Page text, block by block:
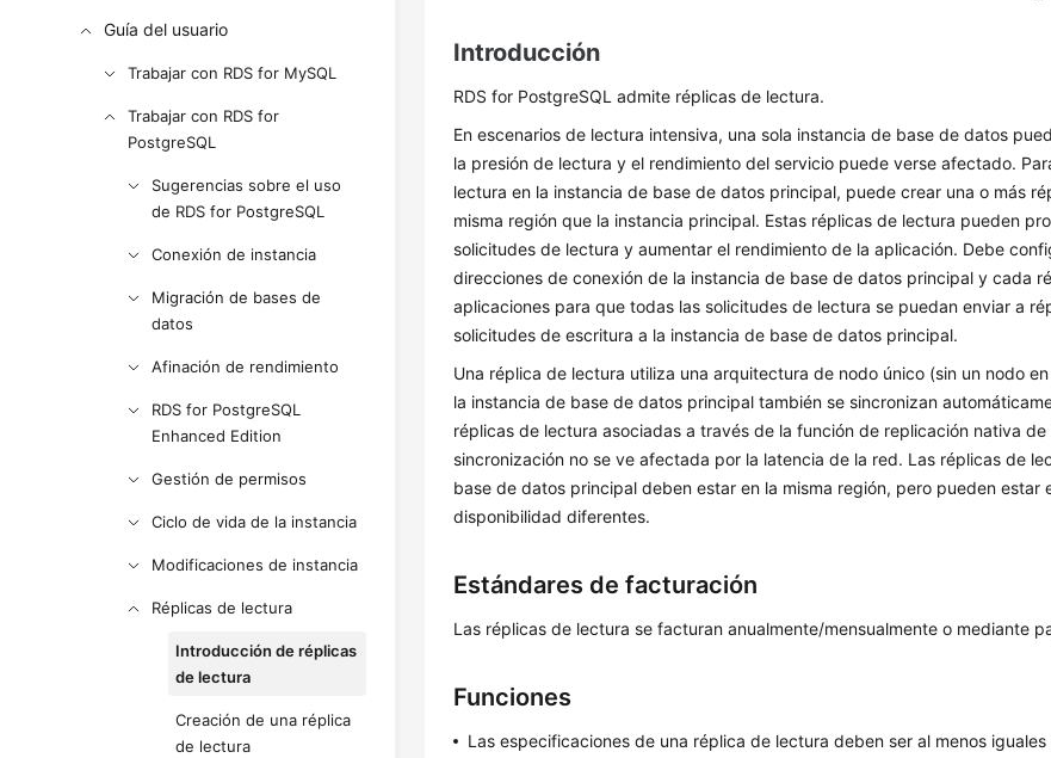
Guía del usuario
Trabajar con RDS for MySQL
Trabajar con RDS for
PostgreSQL
Sugerencias sobre el uso
de RDS for PostgreSQL
Conexión de instancia
Migración de bases de
datos
Afinación de rendimiento
RDS for PostgreSQL
Enhanced Edition
Gestión de permisos
Ciclo de vida de la instancia
Modificaciones de instancia
Réplicas de lectura
Introducción de réplicas
de lectura
Creación de una réplica
de lectura
Introducción
RDS for PostgreSQL admite réplicas de lectura.
En escenarios de lectura intensiva, una sola instancia de base de datos
la presión de lectura y el rendimiento del servicio puede verse afectado.
lectura en la instancia de base de datos principal, puede crear una o más
misma región que la instancia principal. Estas réplicas de lectura pueden
solicitudes de lectura y aumentar el rendimiento de la aplicación. Debe
direcciones de conexión de la instancia de base de datos principal y cada
aplicaciones para que todas las solicitudes de lectura se puedan enviar a
solicitudes de escritura a la instancia de base de datos principal.
Una réplica de lectura utiliza una arquitectura de nodo único (sin un nodo
la instancia de base de datos principal también se sincronizan
réplicas de lectura asociadas a través de la función de replicación nativa de
sincronización no se ve afectada por la latencia de la red. Las réplicas de
base de datos principal deben estar en la misma región, pero pueden estar
disponibilidad diferentes.
Estándares de facturación
Las réplicas de lectura se facturan anualmente/mensualmente o mediante
Funciones
Las especificaciones de una réplica de lectura deben ser al menos